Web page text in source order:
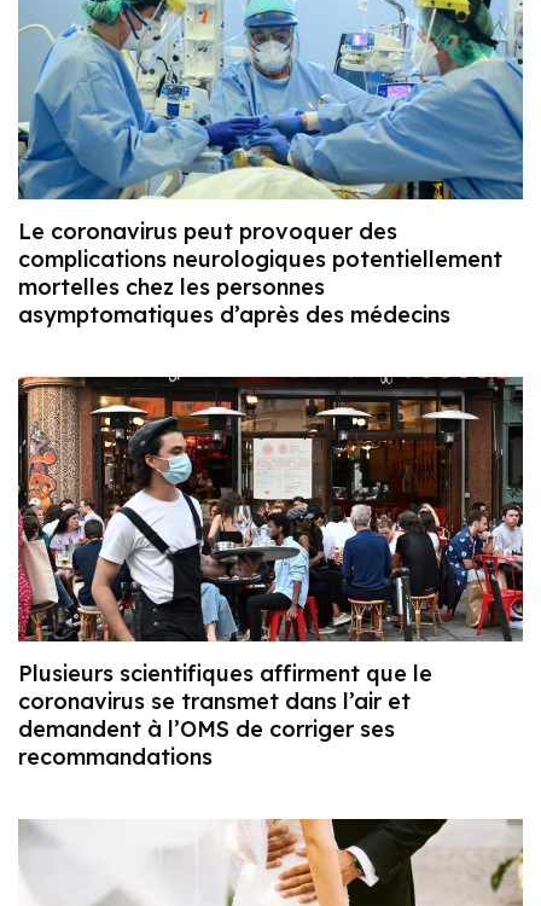
Le coronavirus peut provoquer des
complications neurologiques potentiellement
mortelles chez les personnes
asymptomatiques d’après des médecins
Plusieurs scientifiques affirment que le
coronavirus se transmet dans l’air et
demandent à l’OMS de corriger ses
recommandations